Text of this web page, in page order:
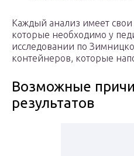
Каждый анализ имеет свои
которые необходимо у
исследовании по
контейнеров, которые
Возможные
результатов